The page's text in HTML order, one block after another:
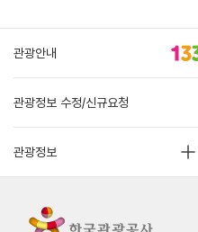
관광안내
관광정보 수정/신규요청
관광정보